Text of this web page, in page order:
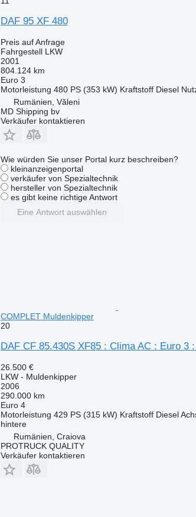
DAF 95 XF 480
Preis auf Anfrage
Fahrgestell LKW
2001
804.124 km
Euro 3
Motorleistung 480 PS (353 kW) Kraftstoff Diesel
Rumänien, Văleni
MD Shipping bv
Verkäufer kontaktieren
Wie würden Sie unser Portal kurz beschreiben?
kleinanzeigenportal
verkäufer von Spezialtechnik
hersteller von Spezialtechnik
es gibt keine richtige Antwort
Eine Antwort auswählen
COMPLET Muldenkipper
20
DAF CF 85.430S XF85 : Clima AC : Euro 3
26.500 €
LKW - Muldenkipper
2006
290.000 km
Euro 4
Motorleistung 429 PS (315 kW) Kraftstoff Diesel
hintere
Rumänien, Craiova
PROTRUCK QUALITY
Verkäufer kontaktieren